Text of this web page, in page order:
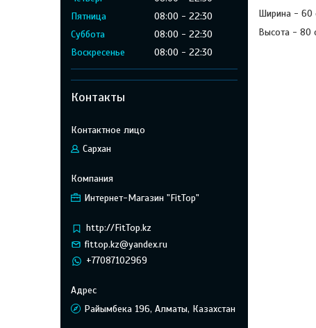
Ширина - 60
Высота - 80
Пятница
08:00
22:30
Суббота
08:00
22:30
Воскресенье
08:00 22:30
Контакты
Сархан
Интернет-Магазин "FitTop"
http://FitTop.kz
fittop.kz@yandex.ru
+77087102969
Райымбека 196, Алматы, Казахстан